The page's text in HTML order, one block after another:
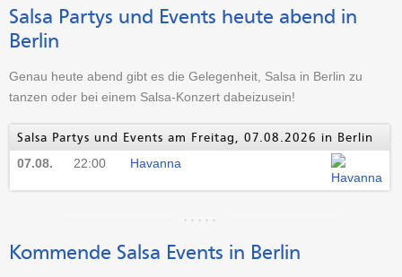
Salsa Partys und Events heute abend in
Berlin
Genau heute abend gibt es die Gelegenheit, Salsa in Berlin zu
tanzen oder bei einem Salsa-Konzert dabeizusein!
Salsa Partys und Events am Freitag, 07.08.2026 in Berlin
07.08. 22:00 Havanna
Kommende Salsa Events in Berlin